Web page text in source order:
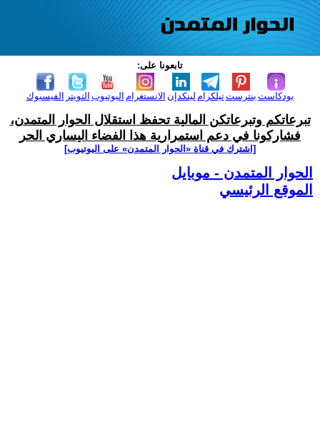
تابعونا على:
الفيسبوك التويتر اليوتيوب الانستغرام لينكدإن تيلكرامبنترست بودكاست
تبرعاتكم وتبرعاتكن المالية تحفظ استقلال الحوار المتمدن،
فشاركونا في دعم استمرارية هذا الفضاء اليساري الحر
[اشترك في قناة ‫«الحوار المتمدن» على اليوتيوب]
الحوار المتمدن - موبايل
الموقع الرئيسي